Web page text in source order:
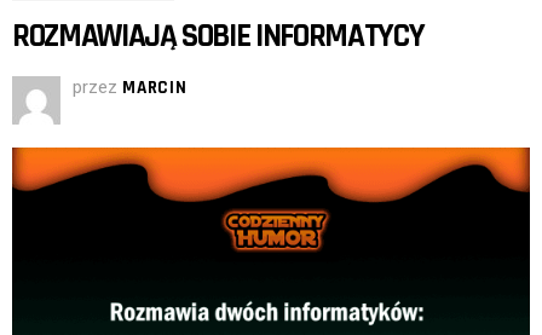
ROZMAWIAJĄ SOBIE INFORMATYCY
przez MARCIN